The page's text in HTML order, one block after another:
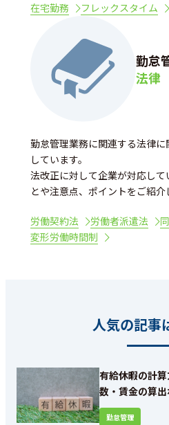
在宅勤務 フレックスタイム
勤怠
法律
勤怠管理業務に関連する法律
しています。
法改正に対して企業が対応し
とや注意点、ポイントをご紹介
労働契約法 労働者派遣法
変形労働時間制
人気の記事
有給休暇の計
数・賃金の算
勤怠管理